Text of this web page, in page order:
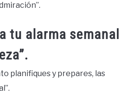
tu alarma semanal
planifiques y prepares, las